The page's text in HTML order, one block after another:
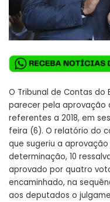
O Tribunal de Contas do
parecer pela aprovação
referentes a 2018, em
feira (6). O relatório do
que sugeriu a aprovação
determinação, 10
aprovado por quatro
encaminhado, na
aos deputados o